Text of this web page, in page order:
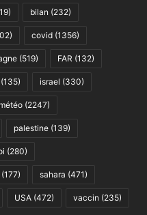
bilan (232)
covid (1356)
(519) FAR (132)
(135) israel (330)
météo (2247)
palestine (139)
(280)
(177) sahara (471)
USA (472) vaccin (235)